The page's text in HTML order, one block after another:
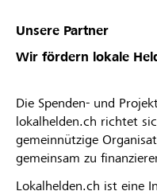
Unsere Partner
Wir fördern lokale
Die Spenden- und
lokalhelden.ch richtet
gemeinnützige
gemeinsam zu
Lokalhelden.ch ist eine